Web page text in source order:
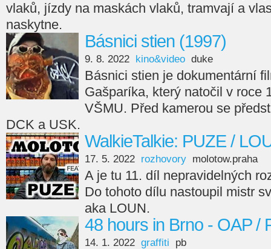
vlaků, jízdy na maskách vlaků, tramvají a
naskytne.
Básnici stien (1997)
9. 8. 2022 kino&video duke
Básnici stien je dokumentární
Gašparíka, který natočil v roce
VŠMU. Před kamerou se
DCK a USK.
WalkieTalkie: PUZE /
17. 5. 2022 rozhovory molotow.praha
A je tu 11. díl nepravidelných
Do tohoto dílu nastoupil mistr
aka LOUN.
48 hours in Brno - OAP /
14. 1. 2022 graffiti pb